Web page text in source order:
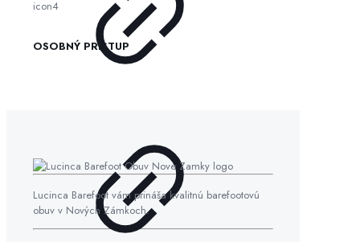
OSOBNÝ PRÍSTUP
Lucinca Barefoot vám prináša kvalitnú barefootovú
obuv v Nových Zámkoch.